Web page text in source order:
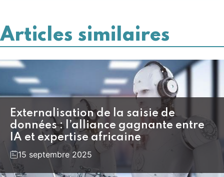
Articles similaires
Externalisation de la saisie de
données : l’alliance gagnante entre
IA et expertise africaine
15 septembre 2025